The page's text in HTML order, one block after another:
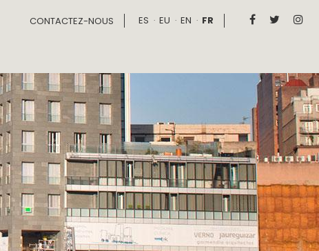
CONTACTEZ-NOUS ES EU EN FR   